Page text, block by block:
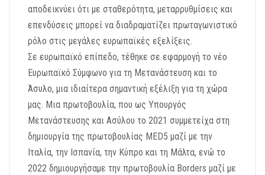
αποδεικνύει ότι με σταθερότητα, μεταρρυθμίσεις και
επενδύσεις μπορεί να διαδραματίζει πρωταγωνιστικό
ρόλο στις μεγάλες ευρωπαϊκές εξελίξεις.
Σε ευρωπαϊκό επίπεδο, τέθηκε σε εφαρμογή το νέο
Ευρωπαϊκό Σύμφωνο για τη Μετανάστευση και το
Άσυλο, μια ιδιαίτερα σημαντική εξέλιξη για τη χώρα
μας. Μια πρωτοβουλία, που ως Υπουργός
Μετανάστευσης και Ασύλου το 2021 συμμετείχα στη
δημιουργία της πρωτοβουλίας MED5 μαζί με την
Ιταλία, την Ισπανία, την Κύπρο και τη Μάλτα, ενώ το
2022 δημιουργήσαμε την πρωτοβουλία Borders μαζί με